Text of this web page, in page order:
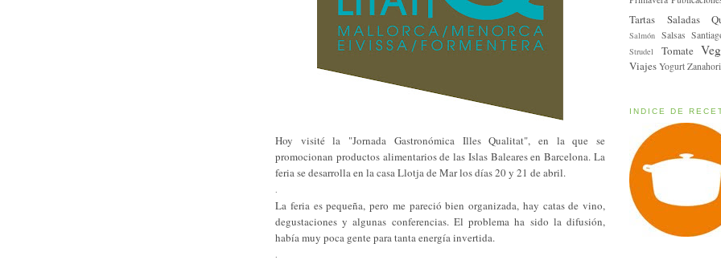
Hoy visité la "Jornada Gastronómica Illes Qualitat", en la que se
promocionan productos alimentarios de las Islas Baleares en Barcelona. La
feria se desarrolla en la casa Llotja de Mar los días 20 y 21 de abril.
La feria es pequeña, pero me pareció bien organizada, hay catas de vino,
degustaciones y algunas conferencias. El problema ha sido la difusión,
había muy poca gente para tanta energía invertida.
Tartas Saladas
Salmón Salsas
Strudel Tomate
Viajes Yogurt
INDICE DE